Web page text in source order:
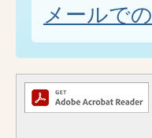
メールで